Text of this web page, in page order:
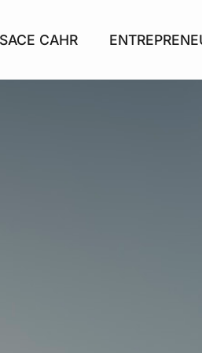
CAHR